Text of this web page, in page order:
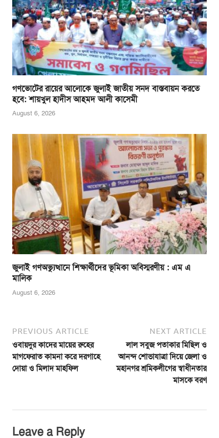
গণভোটের রায়ের আলোকে জুলাই জাতীয় সনদ বাস্তবায়ন করতে
হবে: শায়খুল হাদীস আহমদ আলী কাসেমী
August 6, 2026
জুলাই গণঅভ্যুত্থানে শিক্ষার্থীদের ভূমিকা অবিস্মরণীয় : এম এ
মালিক
August 6, 2026
PREVIOUS ARTICLE
ওবায়দুর কাদের মায়ের রুহের
মাগফেরাত কামনা করে দরগাহে
দোয়া ও মিলাদ মাহফিল
NEXT ARTICLE
লাল সবুজ পতাকার মিছিল ও
আনন্দ শোভাযাত্রা দিয়ে জেলা ও
মহানগর শ্রমিকলীগের স্বাধীনতার
মাসকে বরণ
Leave a Reply